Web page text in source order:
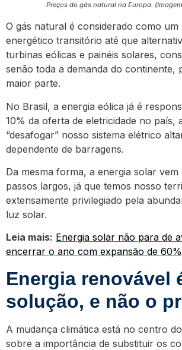
Preços do gás natural na Europa.
O gás natural é considerado como
energético transitório até que
turbinas eólicas e painéis solares,
senão toda a demanda do continente,
maior parte.
No Brasil, a energia eólica já é
10% da oferta de eletricidade no país,
“desafogar” nosso sistema elétrico
dependente de barragens.
Da mesma forma, a energia solar vem
passos largos, já que temos nosso
extensamente privilegiado pela
luz solar.
Leia mais: Energia solar não para de
encerrar o ano com expansão de 60%
Energia renovável
solução, e não o
A mudança climática está no centro
sobre a importância de substituir os